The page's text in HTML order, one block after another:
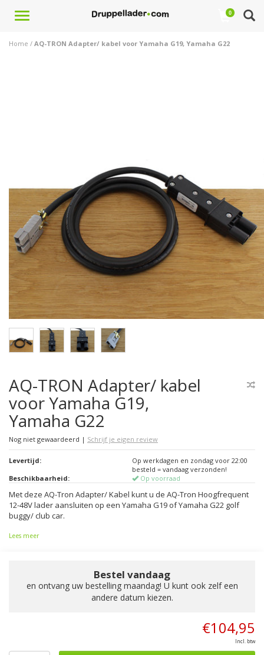
Toggle
0
Home / AQ-TRON Adapter/ kabel voor Yamaha G19, Yamaha G22
AQ-TRON Adapter/ kabel
voor Yamaha G19,
Yamaha G22
Nog niet gewaardeerd | Schrijf je eigen review
Levertijd:
Op werkdagen en zondag voor 22:00
besteld = vandaag verzonden!
Beschikbaarheid:
Op voorraad
Met deze AQ-Tron Adapter/ Kabel kunt u de AQ-Tron Hoogfrequent
12-48V lader aansluiten op een Yamaha G19 of Yamaha G22 golf
buggy/ club car.
Lees meer
Bestel vandaag
en ontvang uw bestelling maandag! U kunt ook zelf een
andere datum kiezen.
€104,95
Incl. btw